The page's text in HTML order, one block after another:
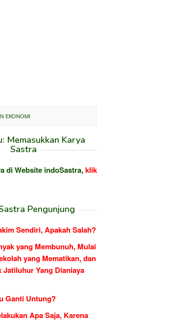
EKONOMI
Memasukkan Karya
Sastra
di Website indoSastra,klik
Pengunjung
Sendiri, Apakah Salah?
yang Membunuh, Mulai
yang Mematikan, dan
Jatiluhur Yang Dianiaya
Ganti Untung?
Apa Saja, Karena